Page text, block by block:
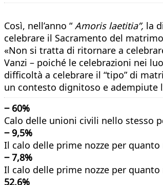
Così, nell’anno “Amoris laetitia”, la
celebrare il Sacramento del
«Non si tratta di ritornare a
Vanzi – poiché le celebrazioni nei
difficoltà a celebrare il “tipo” di
un contesto dignitoso e adempiute
‒ 60%
Calo delle unioni civili nello stesso
‒ 9,5%
Il calo delle prime nozze per
‒ 7,8%
Il calo delle prime nozze per
52,6%